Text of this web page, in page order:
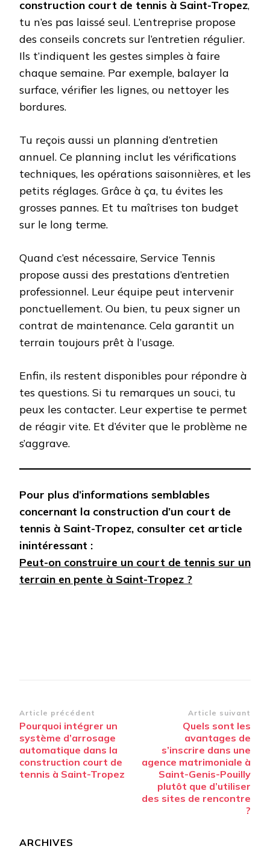
construction court de tennis à Saint-Tropez,
tu n’es pas laissé seul. L’entreprise propose
des conseils concrets sur l’entretien régulier.
Ils t’indiquent les gestes simples à faire
chaque semaine. Par exemple, balayer la
surface, vérifier les lignes, ou nettoyer les
bordures.
Tu reçois aussi un planning d’entretien
annuel. Ce planning inclut les vérifications
techniques, les opérations saisonnières, et les
petits réglages. Grâce à ça, tu évites les
grosses pannes. Et tu maîtrises ton budget
sur le long terme.
Quand c’est nécessaire, Service Tennis
propose aussi des prestations d’entretien
professionnel. Leur équipe peut intervenir
ponctuellement. Ou bien, tu peux signer un
contrat de maintenance. Cela garantit un
terrain toujours prêt à l’usage.
Enfin, ils restent disponibles pour répondre à
tes questions. Si tu remarques un souci, tu
peux les contacter. Leur expertise te permet
de réagir vite. Et d’éviter que le problème ne
s’aggrave.
Pour plus d’informations semblables
concernant la construction d’un court de
tennis à Saint-Tropez, consulter cet article
inintéressant :
Peut-on construire un court de tennis sur un
terrain en pente à Saint-Tropez ?
Navigation
d’article
Article précédent
Pourquoi intégrer un
système d’arrosage
automatique dans la
construction court de
tennis à Saint-Tropez
Article suivant
Quels sont les
avantages de
s’inscrire dans une
agence matrimoniale à
Saint-Genis-Pouilly
plutôt que d’utiliser
des sites de rencontre
?
ARCHIVES